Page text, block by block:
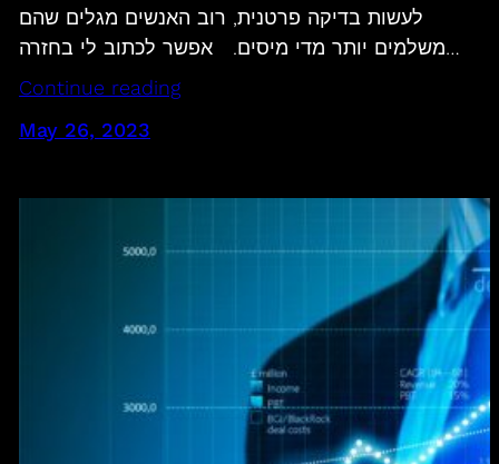
לעשות בדיקה פרטנית, רוב האנשים מגלים שהם
משלמים יותר מדי מיסים. אפשר לכתוב לי בחזרה…
Continue reading
May 26, 2023